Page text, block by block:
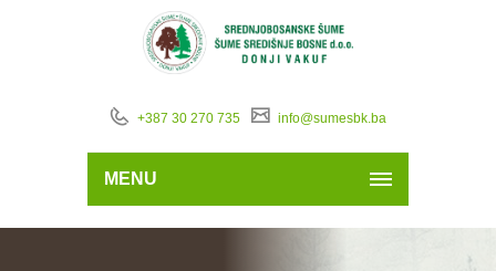
+387 30 270 735 info@sumesbk.ba
MENU